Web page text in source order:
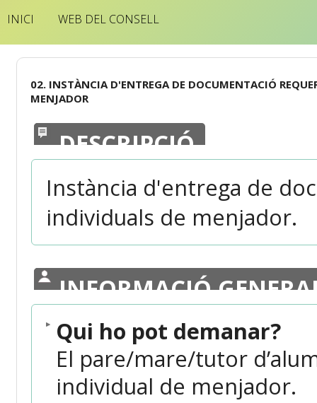
INICI WEB DEL CONSELL
02. INSTÀNCIA D'ENTREGA DE DOCUMENTACIÓ
MENJADOR
DESCRIPCIÓ
Instància d'entrega de
individuals de menjador.
INFORMACIÓ
Qui ho pot demanar?
El pare/mare/tutor
individual de menjador.